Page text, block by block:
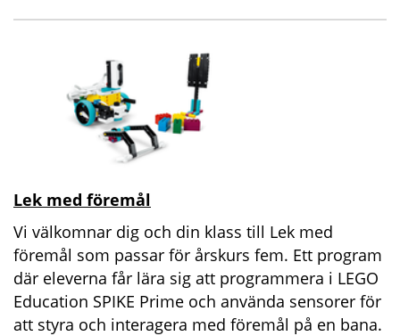
Lek med föremål
Vi välkomnar dig och din klass till Lek med
föremål som passar för årskurs fem. Ett program
där eleverna får lära sig att programmera i LEGO
Education SPIKE Prime och använda sensorer för
att styra och interagera med föremål på en bana.